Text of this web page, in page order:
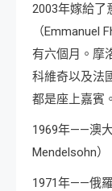
2003年嫁給了
（Emmanuel
有六個月。摩
科維奇以及法
都是座上嘉賓。
1969年——澳
Mendelsohn）
1971年——俄